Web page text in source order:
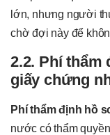
lớn, nhưng người
chờ đợi này để
2.2. Phí thẩm
giấy chứng
Phí thẩm định hồ
nước có thẩm